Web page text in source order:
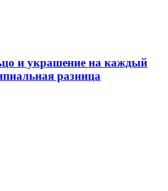
и украшение на каждый
разница